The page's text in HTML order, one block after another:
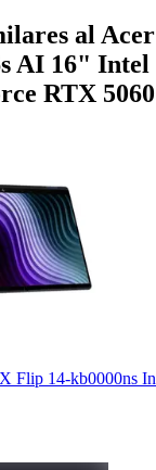
al
AI 16"
RTX 5060
Flip 14-kb0000ns